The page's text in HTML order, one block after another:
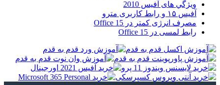
ويژگي های آفيس 2010
آفیس ۱۵ و رابط کاربری مترو
مصرف انرژی کمتر در Office 15
رابط لمسی در Office 15